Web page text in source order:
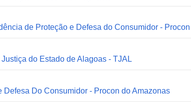
de Proteção e Defesa do Consumidor -
do Estado de Alagoas - TJAL
Defesa Do Consumidor - Procon do Amazonas